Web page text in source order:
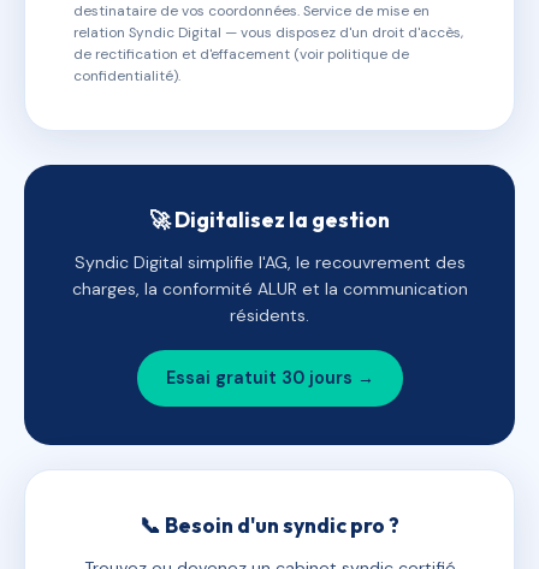
destinataire de vos coordonnées. Service de mise en
relation Syndic Digital — vous disposez d'un droit d'accès,
de rectification et d'effacement (voir politique de
confidentialité).
🚀 Digitalisez la gestion
Syndic Digital simplifie l'AG, le recouvrement des
charges, la conformité ALUR et la communication
résidents.
Essai gratuit 30 jours →
📞 Besoin d'un syndic pro ?